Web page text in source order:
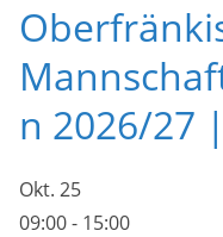
n 2026/27
Okt. 25
09:00- 15:00